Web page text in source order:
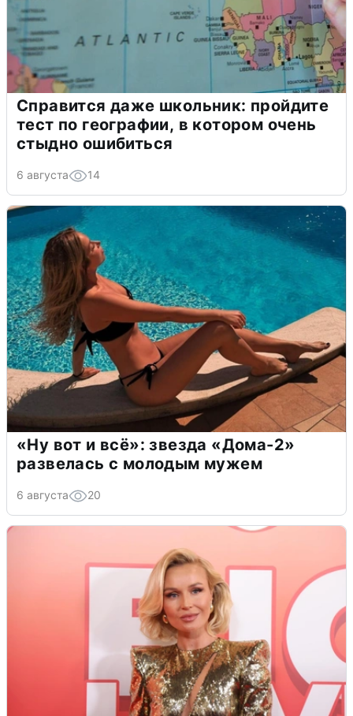
Справится даже школьник: пройдите
тест по географии, в котором очень
стыдно ошибиться
6 августа 14
«Ну вот и всё»: звезда «Дома-2»
развелась с молодым мужем
6 августа 20